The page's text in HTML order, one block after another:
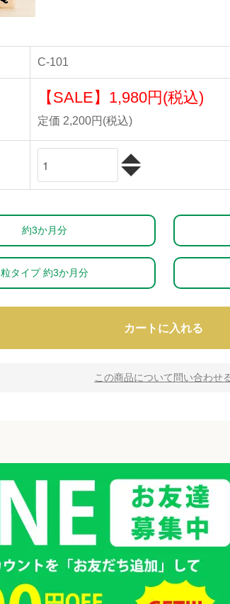
C-101
【SALE】 1,980円(税込)
定価 2,200円(税込)
約3か月分
粒タイプ 約3か月分
カートに入れる
この商品について問い合わせ